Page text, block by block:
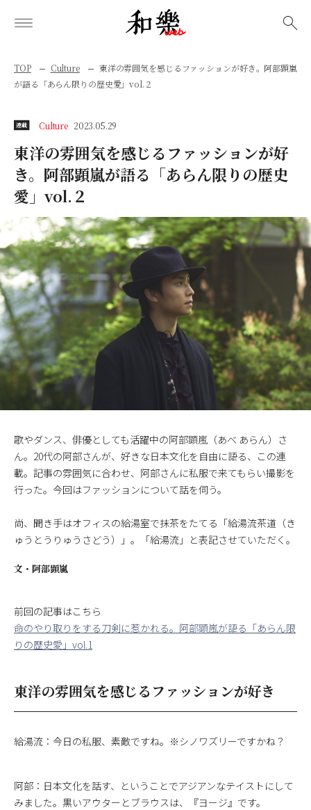
TOP Culture
東洋の雰囲気を感じるファッションが好き。阿部顕嵐
が語る「あらん限りの歴史愛」vol.２
連載 Culture 2023.05.29
東洋の雰囲気を感じるファッションが好
き。阿部顕嵐が語る「あらん限りの歴史
愛」vol.２
歌やダンス、俳優としても活躍中の阿部顕嵐（あべ あらん）さ
ん。20代の阿部さんが、好きな日本文化を自由に語る、この連
載。記事の雰囲気に合わせ、阿部さんに私服で来てもらい撮影を
行った。今回はファッションについて話を伺う。
尚、聞き手はオフィスの給湯室で抹茶をたてる「給湯流茶道（き
ゅうとうりゅうさどう）」。「給湯流」と表記させていただく。
文・ 阿部顕嵐
前回の記事はこちら
命のやり取りをする刀剣に惹かれる。阿部顕嵐が語る「あらん限
りの歴史愛」vol.1
東洋の雰囲気を感じるファッションが好き
給湯流：今日の私服、素敵ですね。※シノワズリーですかね？
阿部：日本文化を話す、ということでアジアンなテイストにして
みました。黒いアウターとブラウスは、『ヨージ』です。